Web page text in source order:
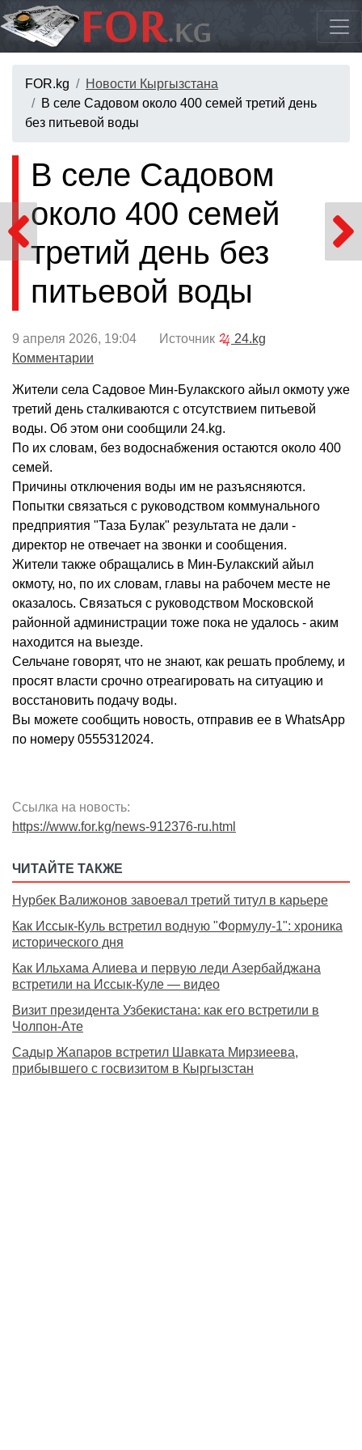
FOR.kg
Новости Кыргызстана
В селе Садовом около 400 семей третий день
без питьевой воды
В селе Садовом
около 400 семей
третий день без
питьевой воды
9 апреля 2026, 19:04 Источник
24.kg
Комментарии
Жители села Садовое Мин-Булакского айыл окмоту уже
третий день сталкиваются с отсутствием питьевой
воды. Об этом они сообщили 24.kg.
По их словам, без водоснабжения остаются около 400
семей.
Причины отключения воды им не разъясняются.
Попытки связаться с руководством коммунального
предприятия "Таза Булак" результата не дали -
директор не отвечает на звонки и сообщения.
Жители также обращались в Мин-Булакский айыл
окмоту, но, по их словам, главы на рабочем месте не
оказалось. Связаться с руководством Московской
районной администрации тоже пока не удалось - аким
находится на выезде.
Сельчане говорят, что не знают, как решать проблему, и
просят власти срочно отреагировать на ситуацию и
восстановить подачу воды.
Вы можете сообщить новость, отправив ее в WhatsApp
по номеру 0555312024.
Ссылка на новость:
https://www.for.kg/news-912376-ru.html
ЧИТАЙТЕ ТАКЖЕ
Нурбек Валижонов завоевал третий титул в карьере
Как Иссык-Куль встретил водную "Формулу-1": хроника
исторического дня
Как Ильхама Алиева и первую леди Азербайджана
встретили на Иссык-Куле — видео
Визит президента Узбекистана: как его встретили в
Чолпон-Ате
Садыр Жапаров встретил Шавката Мирзиеева,
прибывшего с госвизитом в Кыргызстан